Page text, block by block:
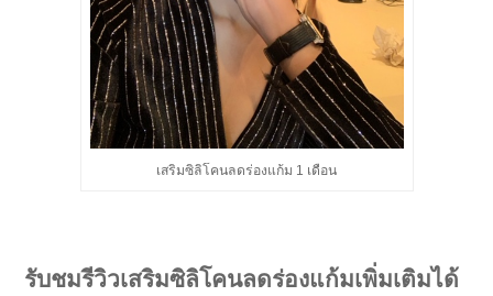
เสริมซิลิโคนลดร่องแก้ม 1 เดือน
รับชมรีวิวเสริมซิลิโคนลดร่องแก้มเพิ่มเติมได้